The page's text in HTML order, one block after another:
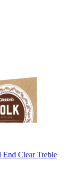
Clear Treble